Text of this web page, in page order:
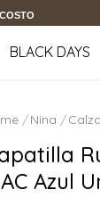
BLACK DAYS
Nina
Azul